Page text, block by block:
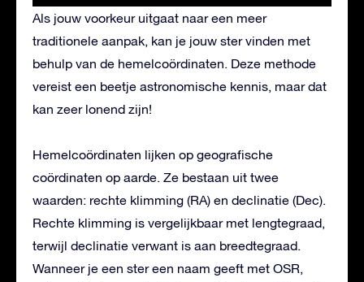
Als jouw voorkeur uitgaat naar een meer
traditionele aanpak, kan je jouw ster vinden met
behulp van de hemelcoördinaten. Deze methode
vereist een beetje astronomische kennis, maar dat
kan zeer lonend zijn!
Hemelcoördinaten lijken op geografische
coördinaten op aarde. Ze bestaan uit twee
waarden: rechte klimming (RA) en declinatie (Dec).
Rechte klimming is vergelijkbaar met lengtegraad,
terwijl declinatie verwant is aan breedtegraad.
Wanneer je een ster een naam geeft met OSR,